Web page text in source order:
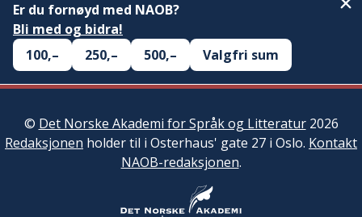
Er du fornøyd med NAOB?
Bli med og bidra!
100,–
250,– 500,– Valgfri sum
© Det Norske Akademi for Språk og Litteratur2026
Redaksjonen holder til i Osterhaus' gate 27 i Oslo. Kontakt
NAOB-redaksjonen.